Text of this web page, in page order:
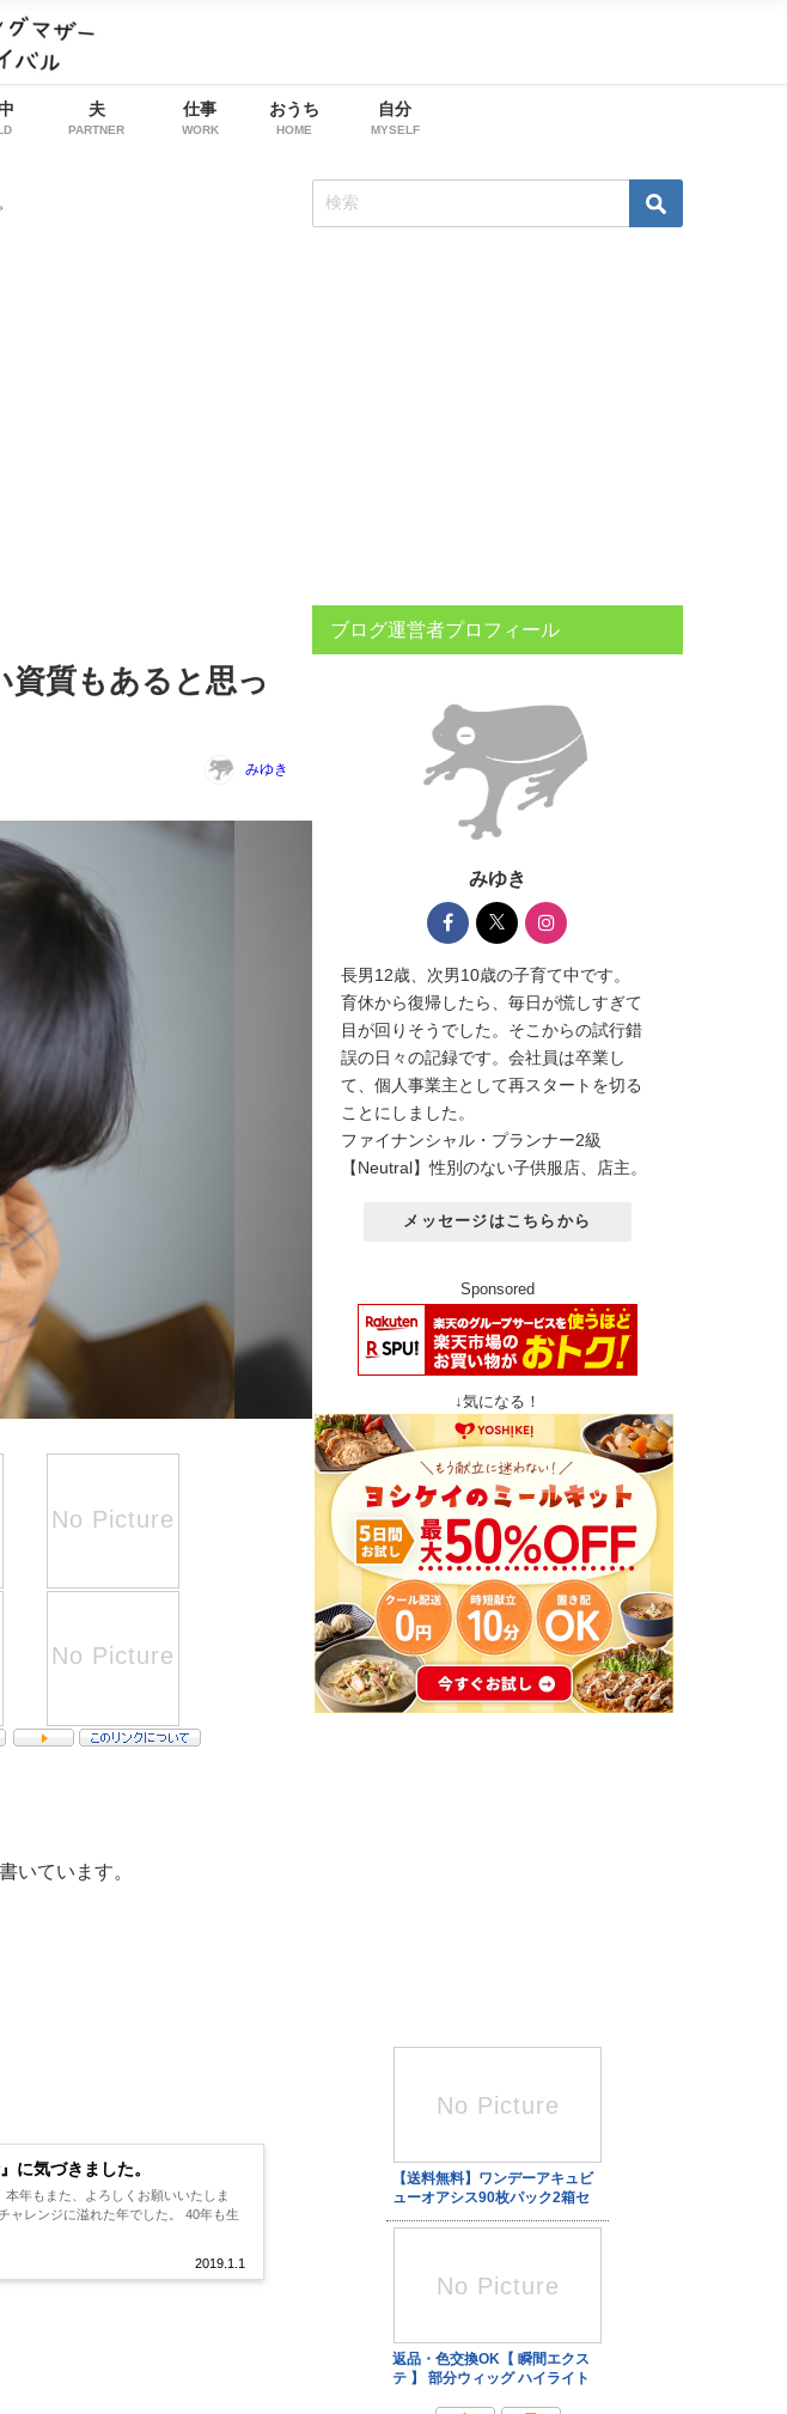
夫
PARTNER
仕事
WORK
おうち
HOME
自分
MYSELF
質もあると思っ
みゆき
いています。
に気づきました。
2019.1.1
年もまた、よろしくお願いいたしま
ブログ運営者プロフィール
みゆき
長男12歳、次男10歳の子育て中です。
育休から復帰したら、毎日が慌しすぎて
目が回りそうでした。そこからの試行錯
誤の日々の記録です。会社員は卒業し
て、個人事業主として再スタートを切る
ことにしました。
ファイナンシャル・プランナー2級
【Neutral】性別のない子供服店、店主。
メッセージはこちらから
Sponsored
↓気になる！